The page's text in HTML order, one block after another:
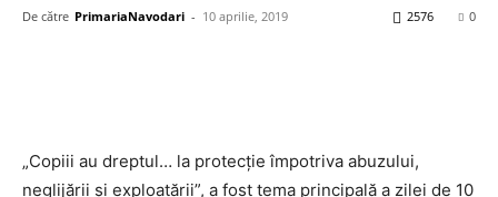
De către PrimariaNavodari - 10 aprilie, 2019 0
2576
„Copiii au dreptul… la protecție împotriva abuzului,
neglijării și exploatării”, a fost tema principală a zilei de 10